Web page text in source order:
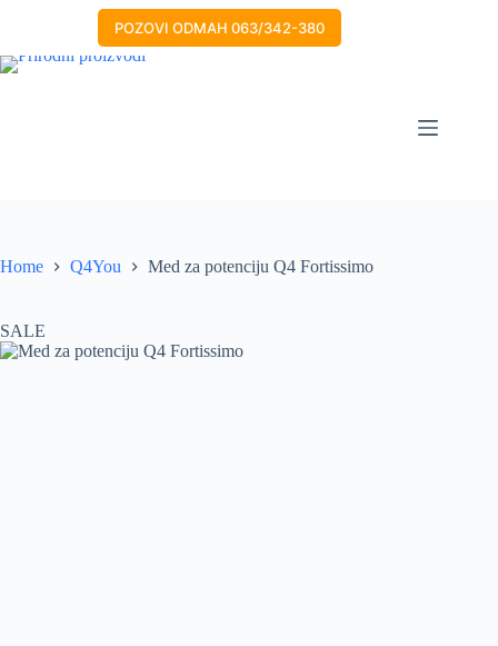
POZOVI ODMAH 063/342-380
Home Q4You Med za potenciju Q4 Fortissimo
SALE